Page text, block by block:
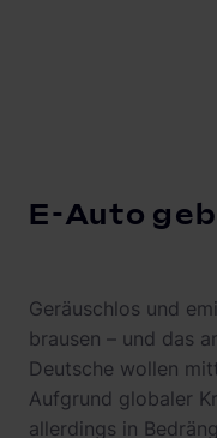
E-Auto
Geräuschlos und
brausen – und das
Deutsche wollen
Aufgrund globaler
allerdings in